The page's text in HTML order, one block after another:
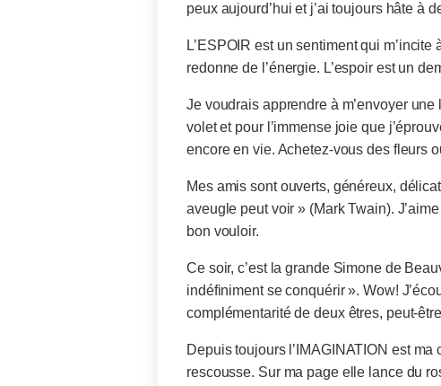
peux aujourd’hui et j’ai toujours hâte à
L’ESPOIR est un sentiment qui
redonne de l’énergie. L’espoir est un
Je voudrais apprendre à m’envoyer
volet et pour l’immense joie que
encore en vie. Achetez-vous des fleurs
Mes amis sont ouverts, généreux,
aveugle peut voir » (Mark Twain).
bon vouloir.
Ce soir, c’est la grande Simone de
indéfiniment se conquérir ». Wow!
complémentarité de deux êtres, peut-
Depuis toujours l’IMAGINATION est ma
rescousse. Sur ma page elle lance du